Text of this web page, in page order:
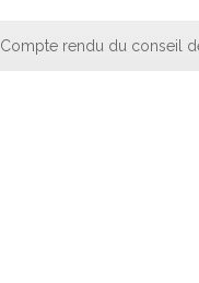
Compte rendu du conseil